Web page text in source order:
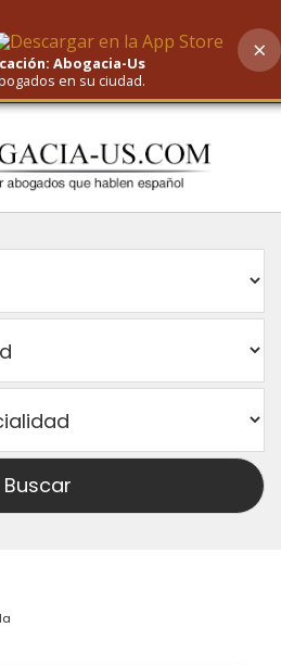
AI-Powered Search
Abogacia-Us
en su ciudad.
×